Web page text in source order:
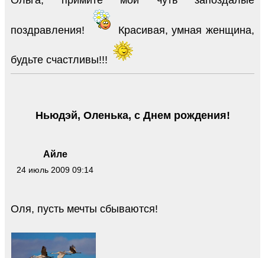
поздравления! Красивая, умная женщина,
будьте счастливы!!!
Айле
24 июль 2009 09:14
Ньюдэй, Оленька, с Днем рождения!
Оля, пусть мечты сбываются!